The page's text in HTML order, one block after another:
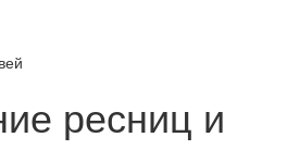
ресниц и